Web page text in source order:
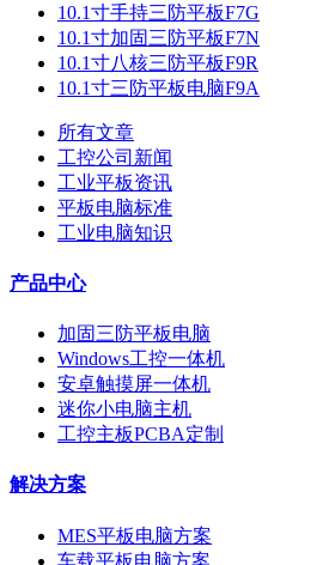
10.1寸手持三防平板F7G
10.1寸加固三防平板F7N
10.1寸八核三防平板F9R
10.1寸三防平板电脑F9A
所有文章
工控公司新闻
工业平板资讯
平板电脑标准
工业电脑知识
产品中心
加固三防平板电脑
Windows工控一体机
安卓触摸屏一体机
迷你小电脑主机
工控主板PCBA定制
解决方案
MES平板电脑方案
车载平板电脑方案